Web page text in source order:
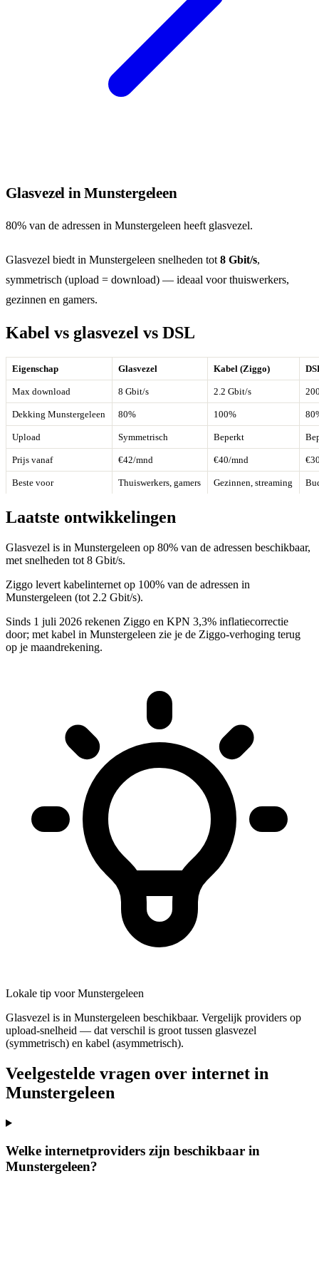
Glasvezel in Munstergeleen
80% van de adressen in Munstergeleen heeft glasvezel.
Glasvezel biedt in Munstergeleen snelheden tot 8 Gbit/s,
symmetrisch (upload = download) — ideaal voor thuiswerkers,
gezinnen en gamers.
Kabel vs glasvezel vs DSL
Eigenschap Glasvezel Kabel (Ziggo)
Max download 8 Gbit/s 2.2 Gbit/s
Dekking Munstergeleen 80% 100%
Upload Symmetrisch Beperkt
Prijs vanaf €42/mnd €40/mnd
Beste voor Thuiswerkers, gamers Gezinnen, streaming
Laatste ontwikkelingen
Glasvezel is in Munstergeleen op 80% van de adressen beschikbaar,
met snelheden tot 8 Gbit/s.
Ziggo levert kabelinternet op 100% van de adressen in
Munstergeleen (tot 2.2 Gbit/s).
Sinds 1 juli 2026 rekenen Ziggo en KPN 3,3% inflatiecorrectie
door; met kabel in Munstergeleen zie je de Ziggo-verhoging terug
op je maandrekening.
Lokale tip voor Munstergeleen
Glasvezel is in Munstergeleen beschikbaar. Vergelijk providers op
upload-snelheid — dat verschil is groot tussen glasvezel
(symmetrisch) en kabel (asymmetrisch).
Veelgestelde vragen over internet in
Munstergeleen
Welke internetproviders zijn beschikbaar in
Munstergeleen?